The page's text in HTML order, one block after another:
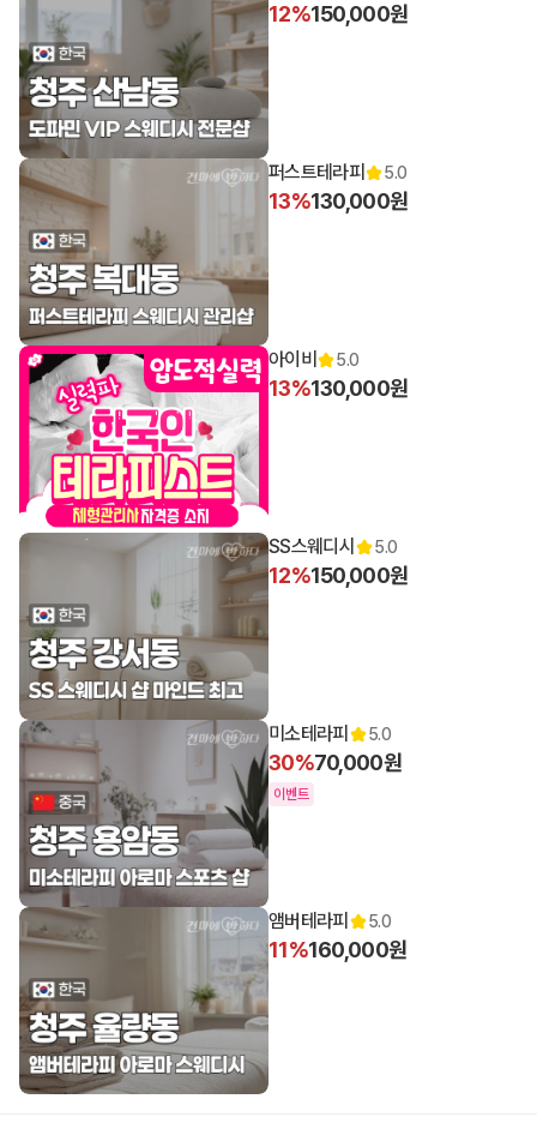
12%150,000원
퍼스트테라피 5.0
13%130,000원
아이비 5.0
13%130,000원
SS스웨디시 5.0
12%150,000원
미소테라피 5.0
30%70,000원
이벤트
앰버테라피 5.0
11%160,000원